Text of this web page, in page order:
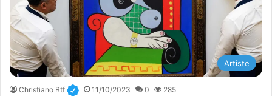
Artiste
Christiano Btf 11/10/2023 0 285